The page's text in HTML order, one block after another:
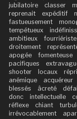
jubilatoire
classer
reprenait
expéditif
fastueusement
tempétueux
ambitieux
fourriériste
droitement
apogée
fomenteuse
pacifiques
shooter
locaux
anémique
acquéreur
blessés
âcreté
donc
intellectuelle
réflexe
chiant
irrévocablement